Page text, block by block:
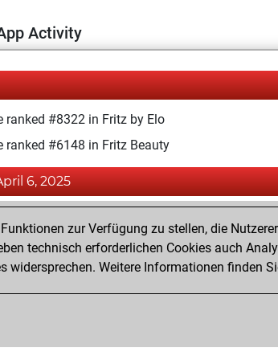
Activity
ranked #8322 in Fritz by Elo
ranked #6148 in Fritz Beauty
6, 2025
a new Elo of 1605
your Fritz account
zur Verfügung zu stellen, die
technisch erforderlichen Cookies auch
widersprechen. Weitere Informationen finden